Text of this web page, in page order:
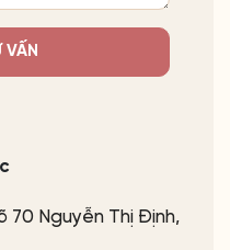
VẤN
70 Nguyễn Thị Định,